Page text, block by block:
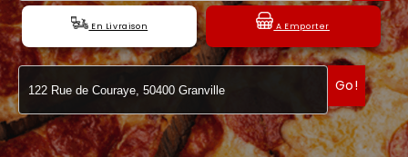
C.G.V
En Livraison A Emporter
Go!